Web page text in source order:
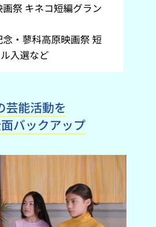
祭 キネコ短編グラン
・蓼科高原映画祭 短
入選など
芸能活動を
バックアップ